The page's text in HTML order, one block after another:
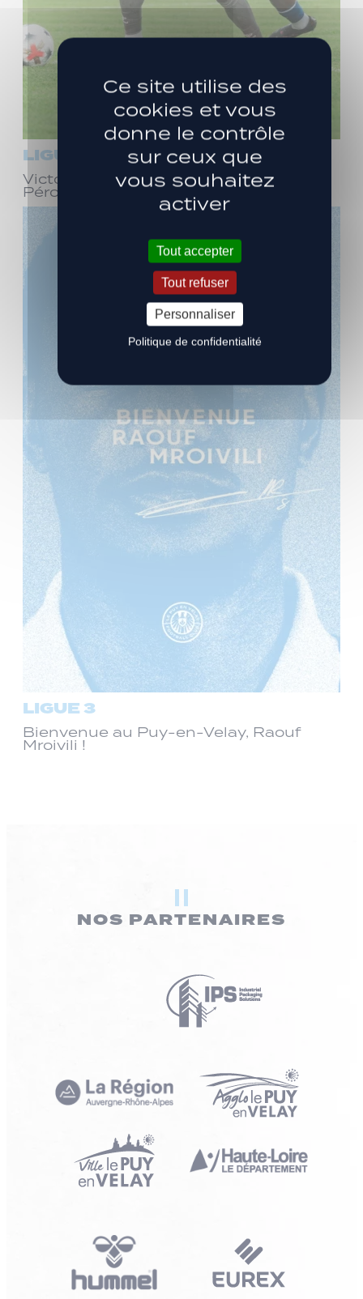
LIGUE 3
Victoire face à Bourg-en-Bresse
Péronnas (1-0)
LIGUE 3
Bienvenue au Puy-en-Velay, Raouf
Mroivili !
NOS PARTENAIRES
Ce site utilise des
cookies et vous
donne le contrôle
sur ceux que
vous souhaitez
activer
Tout accepter
Tout refuser
Personnaliser
Politique de confidentialité